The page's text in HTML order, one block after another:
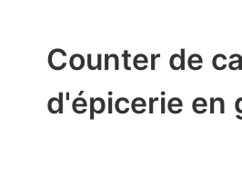
Counter de
d'épicerie en